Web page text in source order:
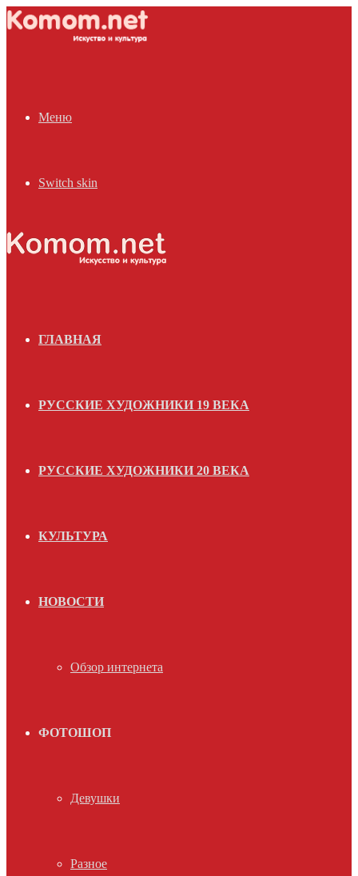
Меню
Switch skin
ГЛАВНАЯ
РУССКИЕ ХУДОЖНИКИ 19 ВЕКА
РУССКИЕ ХУДОЖНИКИ 20 ВЕКА
КУЛЬТУРА
НОВОСТИ
Обзор интернета
ФОТОШОП
Девушки
Разное